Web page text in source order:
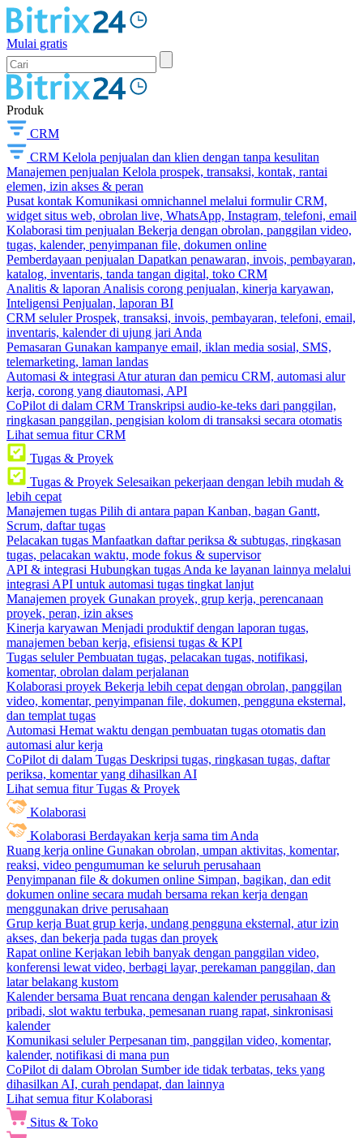
Mulai gratis
Produk
CRM
CRM Kelola penjualan dan klien dengan tanpa kesulitan
Manajemen penjualan Kelola prospek, transaksi, kontak, rantai
elemen, izin akses & peran
Pusat kontak Komunikasi omnichannel melalui formulir CRM,
widget situs web, obrolan live, WhatsApp, Instagram, telefoni, email
Kolaborasi tim penjualan Bekerja dengan obrolan, panggilan video,
tugas, kalender, penyimpanan file, dokumen online
Pemberdayaan penjualan Dapatkan penawaran, invois, pembayaran,
katalog, inventaris, tanda tangan digital, toko CRM
Analitis & laporan Analisis corong penjualan, kinerja karyawan,
Inteligensi Penjualan, laporan BI
CRM seluler Prospek, transaksi, invois, pembayaran, telefoni, email,
inventaris, kalender di ujung jari Anda
Pemasaran Gunakan kampanye email, iklan media sosial, SMS,
telemarketing, laman landas
Automasi & integrasi Atur aturan dan pemicu CRM, automasi alur
kerja, corong yang diautomasi, API
CoPilot di dalam CRM Transkripsi audio-ke-teks dari panggilan,
ringkasan panggilan, pengisian kolom di transaksi secara otomatis
Lihat semua fitur CRM
Tugas & Proyek
Tugas & Proyek Selesaikan pekerjaan dengan lebih mudah &
lebih cepat
Manajemen tugas Pilih di antara papan Kanban, bagan Gantt,
Scrum, daftar tugas
Pelacakan tugas Manfaatkan daftar periksa & subtugas, ringkasan
tugas, pelacakan waktu, mode fokus & supervisor
API & integrasi Hubungkan tugas Anda ke layanan lainnya melalui
integrasi API untuk automasi tugas tingkat lanjut
Manajemen proyek Gunakan proyek, grup kerja, perencanaan
proyek, peran, izin akses
Kinerja karyawan Menjadi produktif dengan laporan tugas,
manajemen beban kerja, efisiensi tugas & KPI
Tugas seluler Pembuatan tugas, pelacakan tugas, notifikasi,
komentar, obrolan dalam perjalanan
Kolaborasi proyek Bekerja lebih cepat dengan obrolan, panggilan
video, komentar, penyimpanan file, dokumen, pengguna eksternal,
dan templat tugas
Automasi Hemat waktu dengan pembuatan tugas otomatis dan
automasi alur kerja
CoPilot di dalam Tugas Deskripsi tugas, ringkasan tugas, daftar
periksa, komentar yang dihasilkan AI
Lihat semua fitur Tugas & Proyek
Kolaborasi
Kolaborasi Berdayakan kerja sama tim Anda
Ruang kerja online Gunakan obrolan, umpan aktivitas, komentar,
reaksi, video pengumuman ke seluruh perusahaan
Penyimpanan file & dokumen online Simpan, bagikan, dan edit
dokumen online secara mudah bersama rekan kerja dengan
menggunakan drive perusahaan
Grup kerja Buat grup kerja, undang pengguna eksternal, atur izin
akses, dan bekerja pada tugas dan proyek
Rapat online Kerjakan lebih banyak dengan panggilan video,
konferensi lewat video, berbagi layar, perekaman panggilan, dan
latar belakang kustom
Kalender bersama Buat rencana dengan kalender perusahaan &
pribadi, slot waktu terbuka, pemesanan ruang rapat, sinkronisasi
kalender
Komunikasi seluler Perpesanan tim, panggilan video, komentar,
kalender, notifikasi di mana pun
CoPilot di dalam Obrolan Sumber ide tidak terbatas, teks yang
dihasilkan AI, curah pendapat, dan lainnya
Lihat semua fitur Kolaborasi
Situs & Toko